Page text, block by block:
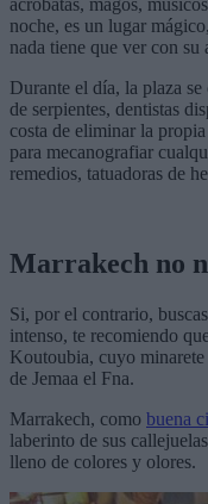
noche, es un lugar
nada tiene que ver con su
Durante el día, la plaza
de serpientes, dentistas
costa de eliminar la
para mecanografiar
remedios, tatuadoras de
Marrakech no
Si, por el contrario,
intenso, te recomiendo
Koutoubia, cuyo minarete
de Jemaa el Fna.
Marrakech, como buena
laberinto de sus
lleno de colores y olores.